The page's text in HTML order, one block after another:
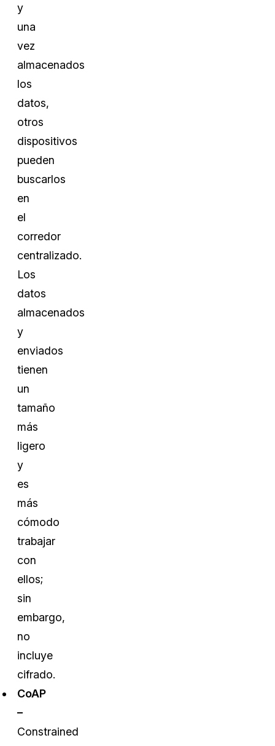
y
una
vez
almacenados
los
datos,
otros
dispositivos
pueden
buscarlos
en
el
corredor
centralizado.
Los
datos
almacenados
y
enviados
tienen
un
tamaño
más
ligero
y
es
más
cómodo
trabajar
con
ellos;
sin
embargo,
no
incluye
cifrado.
CoAP
–
Constrained